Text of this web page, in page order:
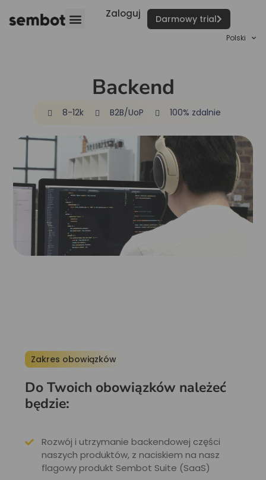
Zaloguj Darmowy trial
Polski
Backend
8-12k B2B/UoP 100% zdalnie
Zakres obowiązków
Do Twoich obowiązków należeć
będzie:
Rozwój i utrzymanie backendowej części
naszych produktów, z naciskiem na nasz
flagowy produkt Sembot Suite (SaaS)